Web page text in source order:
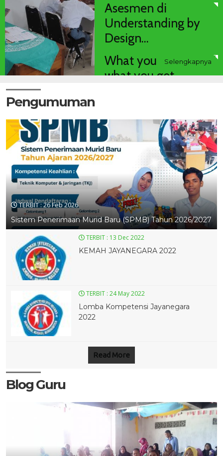
Asesmen di
Understanding by
Design...
What you test is
what you get...
Selengkapnya
Pengumuman
TERBIT :26 Feb 2026
Sistem Penerimaan Murid Baru (SPMB) Tahun 2026/2027
TERBIT : 13 Dec 2022
KEMAH JAYANEGARA 2022
TERBIT :24 May 2022
Lomba Kompetensi Jayanegara
2022
Read More
Blog Guru
11 JUL 2019